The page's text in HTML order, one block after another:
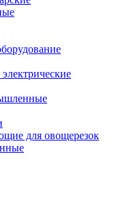
для овощерезок